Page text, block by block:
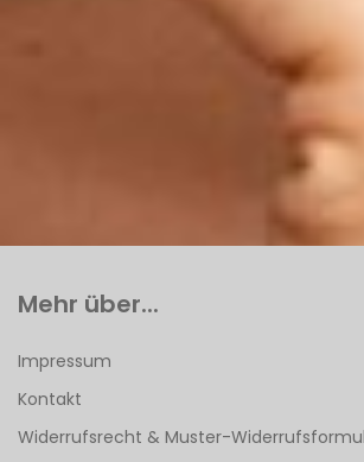
Mehr über...
Impressum
Kontakt
Widerrufsrecht & Muster-